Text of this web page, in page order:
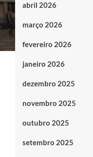
abril 2026
março 2026
fevereiro 2026
janeiro 2026
dezembro 2025
novembro 2025
outubro 2025
setembro 2025